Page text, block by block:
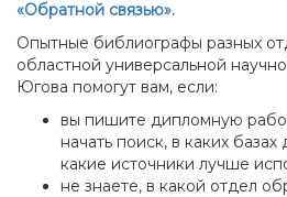
«Обратной связью».
Опытные библиографы разных
областной универсальной
Югова помогут вам, если:
вы пишите дипломную
начать поиск, в каких
какие источники лучше
не знаете, в какой отдел